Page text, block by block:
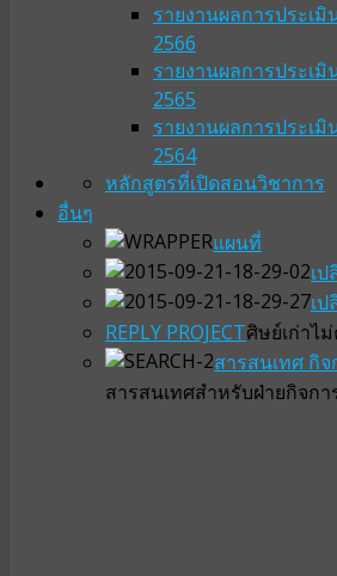
รายงานผลการประเ
2566
รายงานผลการประเ
2565
รายงานผลการประเ
2564
วิชาการ
หลักสูตรที่เปิดสอน
อื่นๆ
แผนที่
เ
เ
REPLY PROJECTศิษย์เก่าไ
สารสนเทศ กิ
สารสนเทศสำหรับฝ่ายกิจกา